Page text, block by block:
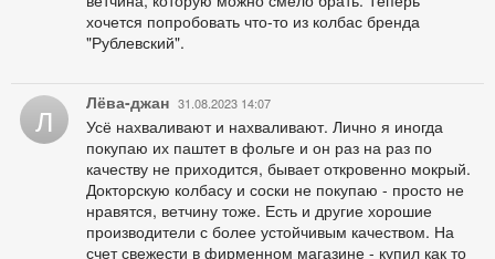
хочется попробовать что-то из колбас бренда
"Рублевский".
Л Лёва-джан 31.08.2023 14:07
Усё нахваливают и нахваливают. Лично я иногда
покупаю их паштет в фольге и он раз на раз по
качеству не приходится, бывает откровенно мокрый.
Докторскую колбасу и соски не покупаю - просто не
нравятся, ветчину тоже. Есть и другие хорошие
производители с более устойчивым качеством. На
счет свежести в фирменном магазине - купил как то